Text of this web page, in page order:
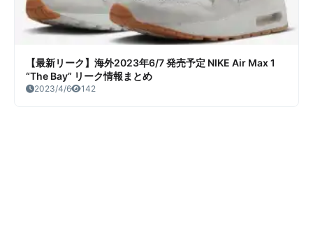
【最新リーク】海外2023年6/7 発売予定 NIKE Air Max 1
“The Bay” リーク情報まとめ
2023/4/6 142